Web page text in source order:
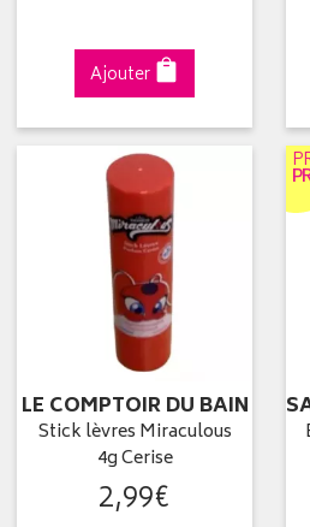
Ajouter
LE COMPTOIR DU BAIN
Stick lèvres Miraculous
4g Cerise
2,99€